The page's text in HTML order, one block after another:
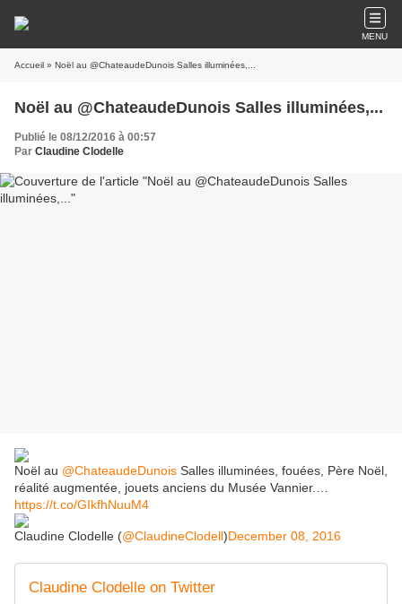
MENU
Accueil » Noël au @ChateaudeDunois Salles illuminées,...
Noël au @ChateaudeDunois Salles illuminées,...
Publié le 08/12/2016 à 00:57
Par Claudine Clodelle
Noël au @ChateaudeDunois Salles illuminées, fouées, Père Noël,
réalité augmentée, jouets anciens du Musée Vannier.…
https://t.co/GIkfhNuuM4
Claudine Clodelle (@ClaudineClodell)December 08, 2016
Claudine Clodelle on Twitter